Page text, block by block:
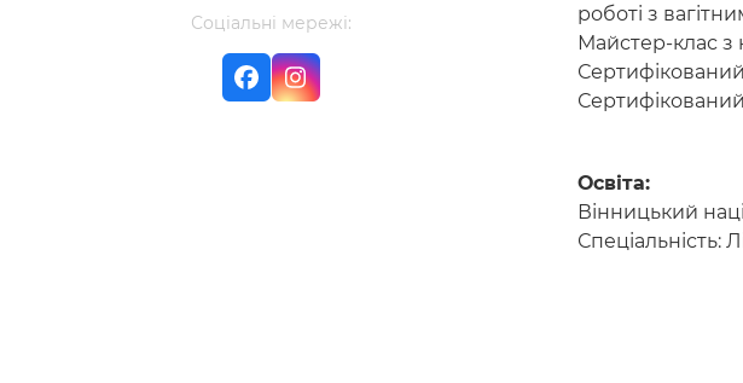
Соціальні мережі:
Facebook
Instagram
роботі з
Майстер-клас з
Сертифікований
Освіта:
Вінницький
Спеціальність: